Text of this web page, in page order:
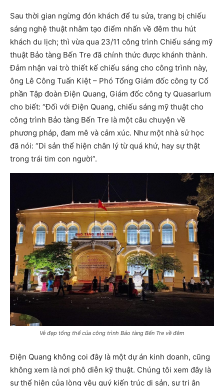
Sau thời gian ngừng đón khách để tu sửa, trang bị chiếu
sáng nghệ thuật nhằm tạo điểm nhấn về đêm thu hút
khách du lịch; thì vừa qua 23/11 công trình Chiếu sáng mỹ
thuật Bảo tàng Bến Tre đã chính thức được khánh thành.
Đảm nhận vai trò thiết kế chiếu sáng cho công trình này,
ông Lê Công Tuấn Kiệt – Phó Tổng Giám đốc công ty Cổ
phần Tập đoàn Điện Quang, Giám đốc công ty Quasarlum
cho biết: “Đối với Điện Quang, chiếu sáng mỹ thuật cho
công trình Bảo tàng Bến Tre là một câu chuyện về
phương pháp, đam mê và cảm xúc. Như một nhà sử học
đã nói: “Di sản thể hiện chân lý từ quá khứ, hay sự thật
trong trái tim con người”.
Vẻ đẹp tổng thể của công trình Bảo tàng Bến Tre về đêm
Điện Quang không coi đây là một dự án kinh doanh, cũng
không xem là nơi phô diễn kỹ thuật. Chúng tôi xem đây là
sự thể hiện của lòng yêu quý kiến trúc di sản, sự tri ân